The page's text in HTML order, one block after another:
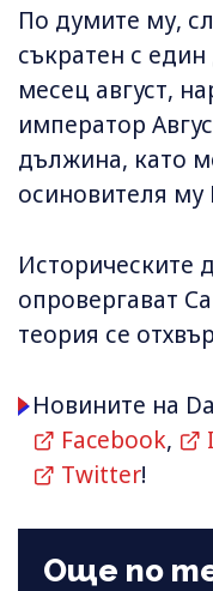
По думите му,
съкратен с
месец август,
император
дължина, като
осиновителя
Историческите
опровергават
теория се
Новините на
Facebook,
Twitter!
Още по